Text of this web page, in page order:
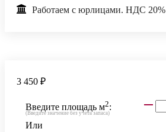
Работаем с юрлицами. НДС 20%
3 450 ₽
Введите площадь м2:
(Введите значение без учета запаса)
Или